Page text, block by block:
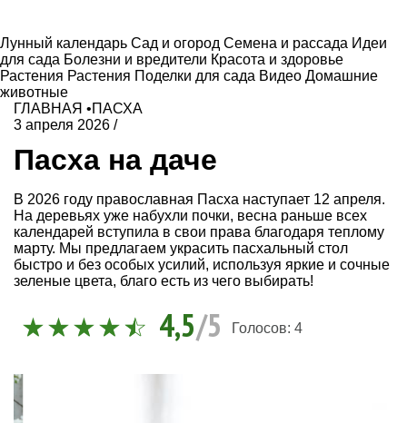
Лунный календарь Сад и огород Семена и рассада Идеи
для сада Болезни и вредители Красота и здоровье
Растения Растения Поделки для сада Видео Домашние
животные
ГЛАВНАЯ •ПАСХА
3 апреля 2026 /
Пасха на даче
В 2026 году православная Пасха наступает 12 апреля.
На деревьях уже набухли почки, весна раньше всех
календарей вступила в свои права благодаря теплому
марту. Мы предлагаем украсить пасхальный стол
быстро и без особых усилий, используя яркие и сочные
зеленые цвета, благо есть из чего выбирать!
4,5/5 Голосов: 4